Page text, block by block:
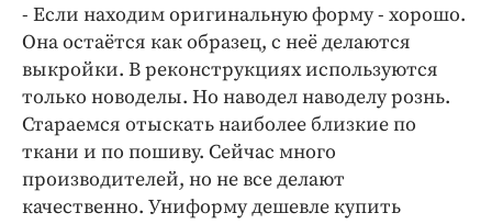
- Если находим оригинальную форму - хорошо.
Она остаётся как образец, с неё делаются
выкройки. В реконструкциях используются
только новоделы. Но наводел наводелу рознь.
Стараемся отыскать наиболее близкие по
ткани и по пошиву. Сейчас много
производителей, но не все делают
качественно. Униформу дешевле купить